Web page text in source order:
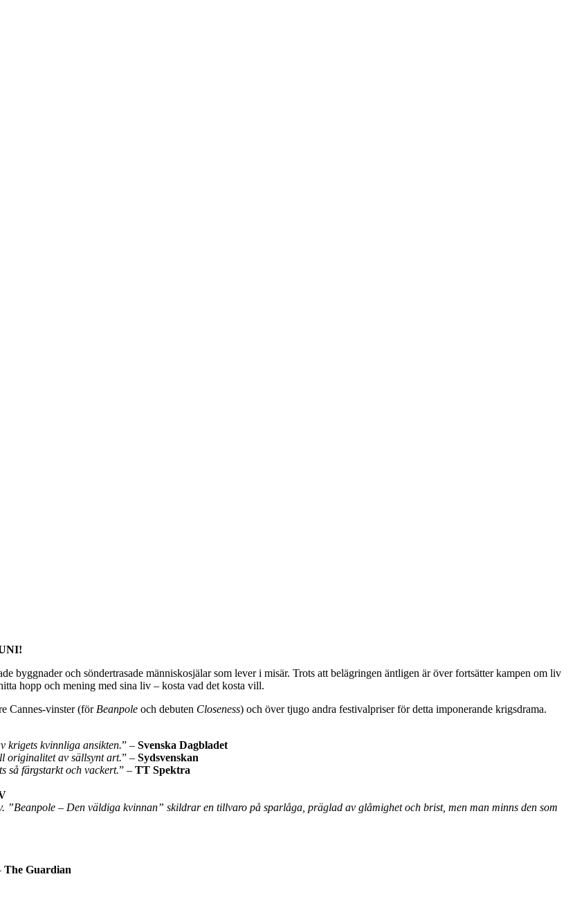
byggnader och söndertrasade människosjälar som lever i misär. Trots att belägringen äntligen är över fortsätter kampen om liv
hopp och mening med sina liv – kosta vad det kosta vill.
Cannes-vinster (för Beanpole och debuten Closeness) och över tjugo andra festivalpriser för detta imponerande krigsdrama.
krigets kvinnliga ansikten.” – Svenska Dagbladet
originalitet av sällsynt art.” – Sydsvenskan
så färgstarkt och vackert.” – TT Spektra
– Den väldiga kvinnan” skildrar en tillvaro på sparlåga, präglad av glåmighet och brist, men man minns den som
The Guardian